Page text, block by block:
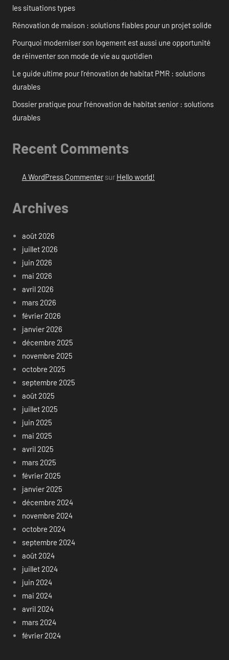
les situations types
Rénovation de maison : solutions fiables pour un projet solide
Pourquoi moderniser son logement est aussi une opportunité
de réinventer son mode de vie au quotidien
Le guide ultime pour l’rénovation de habitat PMR : solutions
durables
Dossier pratique pour l’rénovation de habitat senior : solutions
durables
Recent Comments
A WordPress Commentersur Hello world!
Archives
août 2026
juillet 2026
juin 2026
mai 2026
avril 2026
mars 2026
février 2026
janvier 2026
décembre 2025
novembre 2025
octobre 2025
septembre 2025
août 2025
juillet 2025
juin 2025
mai 2025
avril 2025
mars 2025
février 2025
janvier 2025
décembre 2024
novembre 2024
octobre 2024
septembre 2024
août 2024
juillet 2024
juin 2024
mai 2024
avril 2024
mars 2024
février 2024